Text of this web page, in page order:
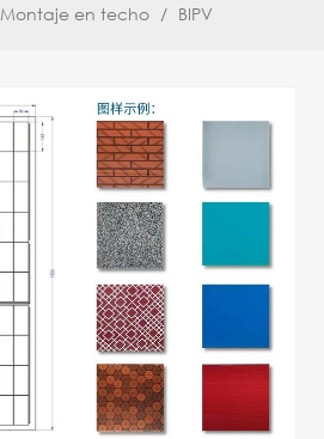
Montaje en techo / BIPV